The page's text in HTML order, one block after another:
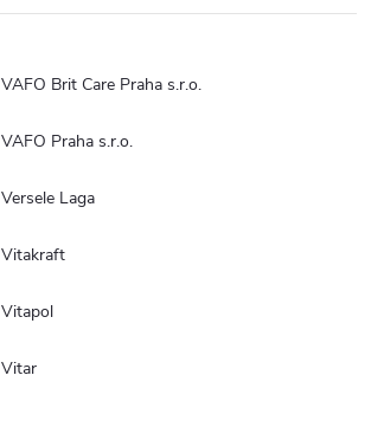
VAFO Brit Care Praha s.r.o.
VAFO Praha s.r.o.
Versele Laga
Vitakraft
Vitapol
Vitar